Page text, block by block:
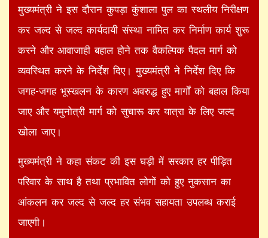
मुख्यमंत्री ने इस दौरान कुपड़ा कुंशाला पुल का स्थलीय निरीक्षण
कर जल्द से जल्द कार्यदायी संस्था नामित कर निर्माण कार्य शुरू
करने और आवाजाही बहाल होने तक वैकल्पिक पैदल मार्ग को
व्यवस्थित करने के निर्देश दिए। मुख्यमंत्री ने निर्देश दिए कि
जगह-जगह भूस्खलन के कारण अवरुद्ध हुए मार्गों को बहाल किया
जाए और यमुनोत्री मार्ग को सुचारू कर यात्रा के लिए जल्द
खोला जाए।
मुख्यमंत्री ने कहा संकट की इस घड़ी में सरकार हर पीड़ित
परिवार के साथ है तथा प्रभावित लोगों को हुए नुकसान का
आंकलन कर जल्द से जल्द हर संभव सहायता उपलब्ध कराई
जाएगी।